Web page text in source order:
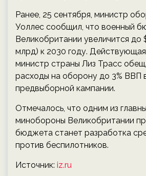
Ранее, 25 сентября, министр
Уоллес сообщил, что военный
Великобритании увеличится до
млрд) к 2030 году.
министр страны Лиз Трасс
расходы на оборону до 3% ВВП
предвыборной кампании.
Отмечалось, что одним из
минобороны Великобритании
бюджета станет разработка
против беспилотников.
Источник: iz.ru